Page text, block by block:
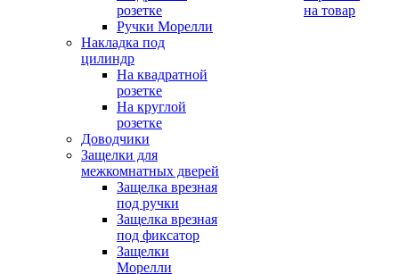
розетке
Ручки Морелли
Накладка под
цилиндр
На квадратной
розетке
На круглой
розетке
Доводчики
Защелки для
межкомнатных дверей
Защелка врезная
под ручки
Защелка врезная
под фиксатор
Защелки
Морелли
на товар